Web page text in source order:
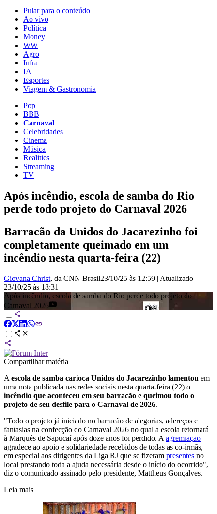
Pular para o conteúdo
Ao vivo
Política
Money
WW
Agro
Infra
IA
Esportes
Viagem & Gastronomia
Pop
BBB
Carnaval
Celebridades
Cinema
Música
Realities
Streaming
TV
Após incêndio, escola de samba do Rio
perde todo projeto do Carnaval 2026
Barracão da Unidos do Jacarezinho foi
completamente queimado em um
incêndio nesta quarta-feira (22)
Giovana Christ, da CNN Brasil23/10/25 às 12:59 | Atualizado
23/10/25 às 18:31
Após incêndio, escola de samba do Rio perde todo projeto do
Carnaval 2026
Compartilhar matéria
A escola de samba carioca Unidos do Jacarezinho lamentou em
uma nota publicada nas redes sociais nesta quarta-feira (22) o
incêndio que aconteceu em seu barracão e queimou todo o
projeto de seu desfile para o Carnaval de 2026.
"Todo o projeto já iniciado no barracão de alegorias, adereços e
fantasias na confecção do Carnaval 2026 no qual a escola retornará
à Marquês de Sapucaí após doze anos foi perdido. A agremiação
agradece ao apoio e solidariedade recebidos de todas as co-irmãs,
em especial aos dirigentes da Liga RJ que se fizeram presentes no
local prestando toda a ajuda necessária desde o início do ocorrido",
diz o comunicado assinado pelo presidente, Mattheus Gonçalves.
Leia mais